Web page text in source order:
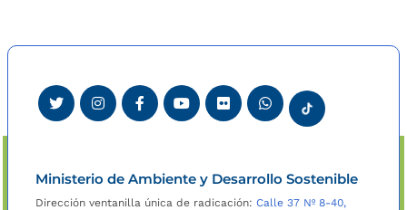
Ministerio de Ambiente y Desarrollo Sostenible
Dirección ventanilla única de radicación: Calle 37 Nº 8-40,